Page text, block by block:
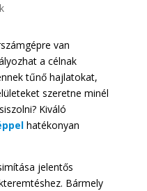
van
a célnak
tűnő hajlatokat,
szeretne minél
Kiváló
hatékonyan
jelentős
Bármely